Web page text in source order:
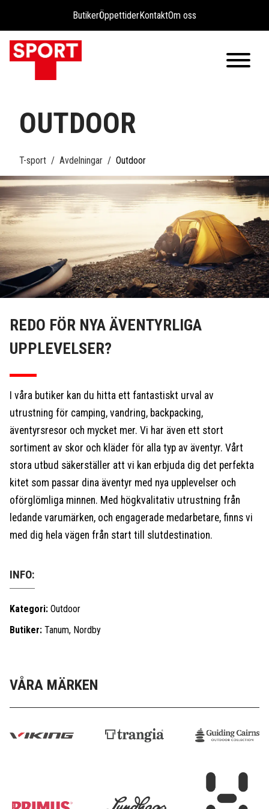
ButikerÖppettiderKontaktOm oss
OUTDOOR
T-sport Avdelningar Outdoor
REDO FÖR NYA ÄVENTYRLIGA
UPPLEVELSER?
I våra butiker kan du hitta ett fantastiskt urval av
utrustning för camping, vandring, backpacking,
äventyrsresor och mycket mer. Vi har även ett stort
sortiment av skor och kläder för alla typ av äventyr. Vårt
stora utbud säkerställer att vi kan erbjuda dig det perfekta
kitet som passar dina äventyr med nya upplevelser och
oförglömliga minnen. Med högkvalitativ utrustning från
ledande varumärken, och engagerade medarbetare, finns vi
med dig hela vägen från start till slutdestination.
INFO:
Kategori: Outdoor
Butiker: Tanum, Nordby
VÅRA MÄRKEN